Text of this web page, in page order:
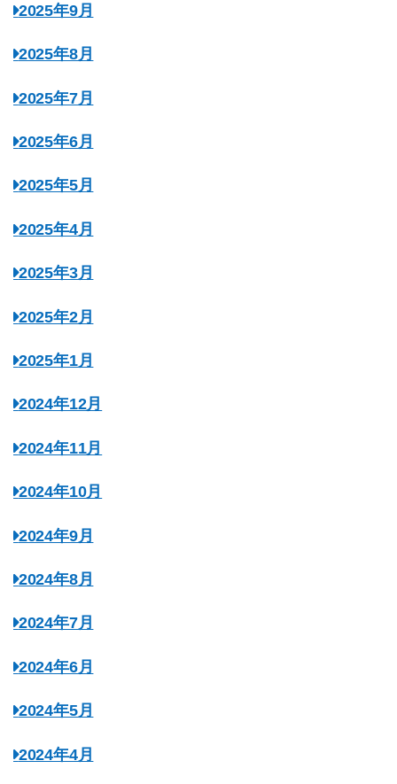
2025年9月
2025年8月
2025年7月
2025年6月
2025年5月
2025年4月
2025年3月
2025年2月
2025年1月
2024年12月
2024年11月
2024年10月
2024年9月
2024年8月
2024年7月
2024年6月
2024年5月
2024年4月